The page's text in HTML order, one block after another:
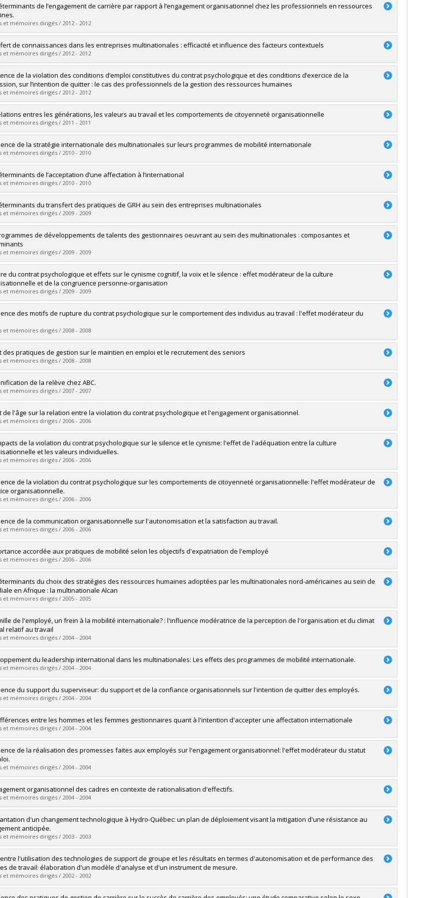
:Leroux, Marie-Pierre
Doctoral
:Ph. D.
le document dans Papyrus
de l’engagement de carrière par rapport à l’engagement organisationnel chez les professionnels en ressources
et mémoires dirigés / 2012 - 2012
:Ngalle, Adolphe Félix
Master's
:M. Sc.
le document dans Papyrus
de connaissances dans les entreprises multinationales : efficacité et influence des facteurs contextuels
et mémoires dirigés / 2012 - 2012
:Volkov, Igor
Doctoral
:Ph. D.
le document dans Papyrus
de la violation des conditions d’emploi constitutives du contrat psychologique et des conditions d’exercice de la
sur l’intention de quitter : le cas des professionnels de la gestion des ressources humaines
et mémoires dirigés / 2012 - 2012
:Derome, Stéphanie
Master's
:M. Sc.
le document dans Papyrus
entres les générations, les valeurs au travail et les comportements de citoyenneté organisationnelle
et mémoires dirigés / 2011 - 2011
:Girard, Sandrine
Master's
:M. Sc.
le document dans Papyrus
de la stratégie internationale des multinationales sur leurs programmes de mobilité internationale
et mémoires dirigés / 2010 - 2010
:Fernandez, Esther
Master's
:M. Sc.
le document dans Papyrus
de l’acceptation d’une affectation à l’international
et mémoires dirigés / 2010 - 2010
:Pouliot, Benoit
Master's
:M. Sc.
le document dans Papyrus
du transfert des pratiques de GRH au sein des entreprises multinationales
et mémoires dirigés / 2009 - 2009
:Thibault, Caroline
Master's
:M. Sc.
le document dans Papyrus
de développements de talents des gestionnaires oeuvrant au sein des multinationales : composantes et
et mémoires dirigés / 2009 - 2009
:Paquet, Marie-Hélène
Master's
:M. Sc.
le document dans Papyrus
du contrat psychologique et effets sur le cynisme cognitif, la voix et le silence : effet modérateur de la culture
et de la congruence personne-organisation
et mémoires dirigés / 2009 - 2009
:Dufour, Marie-Ève
:Ph. D.
le document dans Papyrus
des motifs de rupture du contrat psychologique sur le comportement des individus au travail : l'effet modérateur du
et mémoires dirigés / 2008 - 2008
:Affaki, Béatrice
Master's
:M. Sc.
le document dans Papyrus
des pratiques de gestion sur le maintien en emploi et le recrutement des seniors
et mémoires dirigés / 2008 - 2008
:Wilhelmy, Mutsumi
Master's
:M. Sc.
le document dans Papyrus
de la relève chez ABC.
et mémoires dirigés / 2007 - 2007
:CARRIÈRE, Lucie
Master's
:M. Sc.
le document dans Papyrus
de l'âge sur la relation entre la violation du contrat psychologique et l'engagement organisationnel.
et mémoires dirigés / 2006 - 2006
: DALCOURT, Émilie
Master's
:M. Sc.
le document dans Papyrus
de la violation du contrat psychologique sur le silence et le cynisme: l'effet de l'adéquation entre la culture
et les valeurs individuelles.
et mémoires dirigés / 2006 - 2006
:DE VITA, Romaric
Master's
:M. Sc.
le document dans Papyrus
de la violation du contrat psychologique sur les comportements de citoyenneté organisationnelle: l'effet modérateur de
organisationnelle.
et mémoires dirigés / 2006 - 2006
:VIENS, Marie-Christine
Master's
:M. Sc.
le document dans Papyrus
de la communication organisationnelle sur l'autonomisation et la satisfaction au travail.
et mémoires dirigés / 2006 - 2006
:LAURIN, Isabelle
Master's
:M. Sc.
le document dans Papyrus
accordée aux pratiques de mobilité selon les objectifs d'expatriation de l'employé
et mémoires dirigés / 2006 - 2006
:Dever, Virginie
Master's
:M. Sc.
le document dans Papyrus
du choix des stratégies des ressources humaines adoptées par les multinationales nord-américaines au sein de
en Afrique : la multinationale Alcan
et mémoires dirigés / 2005 - 2005
:Banga Banga, Lucien
Master's
:M. Sc.
le document dans Papyrus
de l'employé, un frein à la mobilité internationale? : l'influence modératrice de la perception de l'organisation et du climat
relatif au travail
et mémoires dirigés / 2004 - 2004
:Dupuis, Marie-Josée
Master's
:M. Sc.
le document dans Papyrus
du leadership international dans les multinationales: Les effets des programmes de mobilité internationale.
et mémoires dirigés / 2004 - 2004
:BLONDIN-BEYE, Amineta
Master's
:M. Sc.
le document dans Papyrus
du support du superviseur: du support et de la confiance organisationnels sur l'intention de quitter des employés.
et mémoires dirigés / 2004 - 2004
:LÉVY-BENCHETON, Sandra
Master's
:M. Sc.
le document dans Papyrus
entre les hommes et les femmes gestionnaires quant à l'intention d'accepter une affectation internationale
et mémoires dirigés / 2004 - 2004
:Rancourt, Karine
Master's
:M. Sc.
le document dans Papyrus
de la réalisation des promesses faites aux employés sur l'engagement organisationnel: l'effet modérateur du statut
et mémoires dirigés / 2004 - 2004
:BLOUIN, Mathieu
Master's
:M. Sc.
le document dans Papyrus
organisationnel des cadres en contexte de rationalisation d'effectifs.
et mémoires dirigés / 2004 - 2004
:TRUDEL, Jean M.
Doctoral
:Ph. D.
le document dans Papyrus
d'un changement technologique à Hydro-Québec: un plan de déploiement visant la mitigation d'une résistance au
anticipée.
et mémoires dirigés / 2003 - 2003
:BÉLAND, Philippe
Master's
:M. Sc.
le document dans Papyrus
l'utilisation des technologies de support de groupe et les résultats en termes d'autonomisation et de performance des
de travail: élaboration d'un modèle d'analyse et d'un instrument de mesure.
et mémoires dirigés / 2002 - 2002